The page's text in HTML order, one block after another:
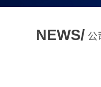
NEWS/ 公